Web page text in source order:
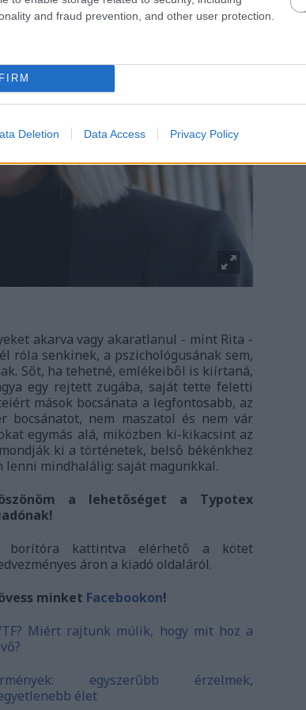
and fraud prevention, and other user protection.
Deletion Data Access Privacy Policy
akarva vagy akaratlanul - mint Rita -
róla senkinek, a pszichológusának sem,
Sőt, ha tehetné, emlékeiből is kiírtaná,
egy rejtett zugába, saját tette feletti
mások bocsánata a legfontosabb, az
bocsánatot, nem maszatol és nem vár
egymás alá, miközben ki-kikacsint az
ki a történetek, belső békénkhez
mindhalálig: saját magunkkal.
a lehetőséget a Typotex
borítóra kattintva elérhető a kötet
áron a kiadó oldaláról.
minket Facebookon!
Miért rajtunk múlik, hogy mit hoz a
egyszerűbb érzelmek,
élet